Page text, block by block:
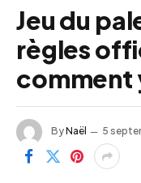
Jeu du
règles
comment
ByNaël 5